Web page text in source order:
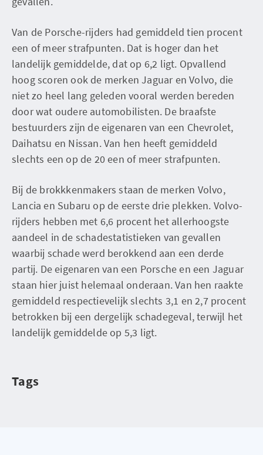
Van de Porsche-rijders had gemiddeld tien procent
een of meer strafpunten. Dat is hoger dan het
landelijk gemiddelde, dat op 6,2 ligt. Opvallend
hoog scoren ook de merken Jaguar en Volvo, die
niet zo heel lang geleden vooral werden bereden
door wat oudere automobilisten. De braafste
bestuurders zijn de eigenaren van een Chevrolet,
Daihatsu en Nissan. Van hen heeft gemiddeld
slechts een op de 20 een of meer strafpunten.
Bij de brokkkenmakers staan de merken Volvo,
Lancia en Subaru op de eerste drie plekken. Volvo-
rijders hebben met 6,6 procent het allerhoogste
aandeel in de schadestatistieken van gevallen
waarbij schade werd berokkend aan een derde
partij. De eigenaren van een Porsche en een Jaguar
staan hier juist helemaal onderaan. Van hen raakte
gemiddeld respectievelijk slechts 3,1 en 2,7 procent
betrokken bij een dergelijk schadegeval, terwijl het
landelijk gemiddelde op 5,3 ligt.
Tags